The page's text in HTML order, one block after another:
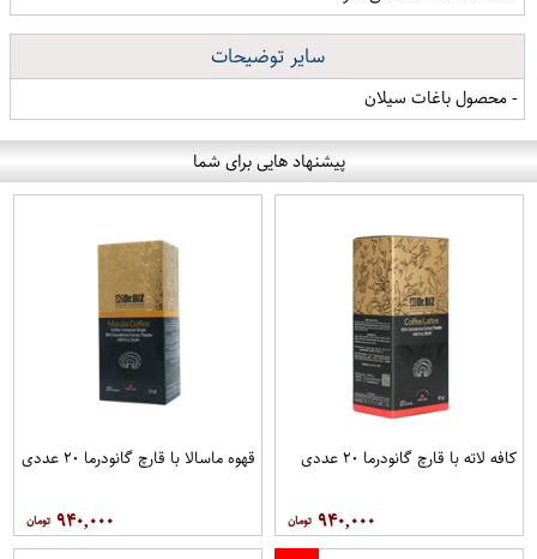
سایر توضیحات
- محصول باغات سیلان
پیشنهاد هایی برای شما
کافه لاته با قارچ گانودرما ۲۰ عددی
۹۴۰,۰۰۰
قهوه ماسالا با قارچ گانودرما ۲۰ عددی
۹۴۰,۰۰۰